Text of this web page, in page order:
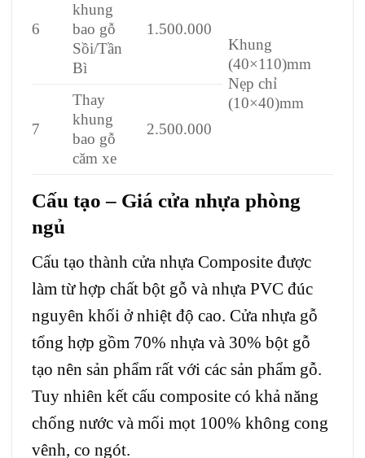
6
khung
bao gỗ
Sồi/Tần
Bì
1.500.000
Khung
(40×110)mm
Nẹp chỉ
(10×40)mm
7
Thay
khung
bao gỗ
căm xe
2.500.000
Cấu tạo – Giá cửa nhựa phòng
ngủ
Cấu tạo thành cửa nhựa Composite được
làm từ hợp chất bột gỗ và nhựa PVC đúc
nguyên khối ở nhiệt độ cao. Cửa nhựa gỗ
tổng hợp gồm 70% nhựa và 30% bột gỗ
tạo nên sản phẩm rất với các sản phẩm gỗ.
Tuy nhiên kết cấu composite có khả năng
chống nước và mối mọt 100% không cong
vênh, co ngót.